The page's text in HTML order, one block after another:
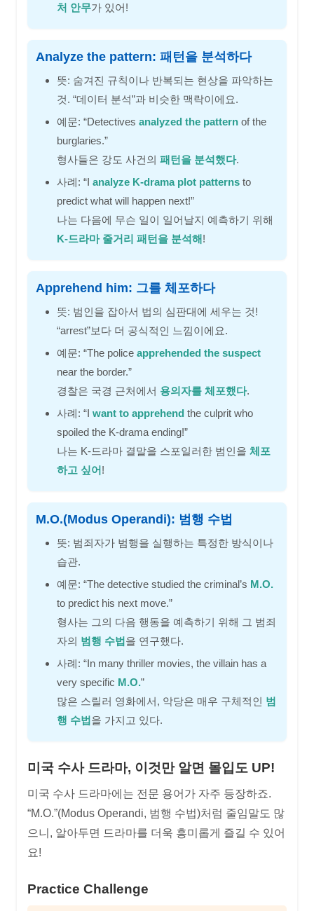
처 안무가 있어!
Analyze the pattern: 패턴을 분석하다
뜻: 숨겨진 규칙이나 반복되는 현상을 파악하는
것. “데이터 분석”과 비슷한 맥락이에요.
예문: “Detectives analyzed the pattern of the
burglaries.”
형사들은 강도 사건의 패턴을 분석했다.
사례: “I analyze K-drama plot patterns to
predict what will happen next!”
나는 다음에 무슨 일이 일어날지 예측하기 위해
K-드라마 줄거리 패턴을 분석해!
Apprehend him: 그를 체포하다
뜻: 범인을 잡아서 법의 심판대에 세우는 것!
“arrest”보다 더 공식적인 느낌이에요.
예문: “The police apprehended the suspect
near the border.”
경찰은 국경 근처에서 용의자를 체포했다.
사례: “I want to apprehend the culprit who
spoiled the K-drama ending!”
나는 K-드라마 결말을 스포일러한 범인을 체포
하고 싶어!
M.O.(Modus Operandi): 범행 수법
뜻: 범죄자가 범행을 실행하는 특정한 방식이나
습관.
예문: “The detective studied the criminal’s M.O.
to predict his next move.”
형사는 그의 다음 행동을 예측하기 위해 그 범죄
자의 범행 수법을 연구했다.
사례: “In many thriller movies, the villain has a
very specific M.O.”
많은 스릴러 영화에서, 악당은 매우 구체적인 범
행 수법을 가지고 있다.
미국 수사 드라마, 이것만 알면 몰입도 UP!
미국 수사 드라마에는 전문 용어가 자주 등장하죠.
“M.O.”(Modus Operandi, 범행 수법)처럼 줄임말도 많
으니, 알아두면 드라마를 더욱 흥미롭게 즐길 수 있어
요!
Practice Challenge